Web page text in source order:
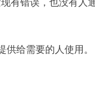
给需要的人使用。